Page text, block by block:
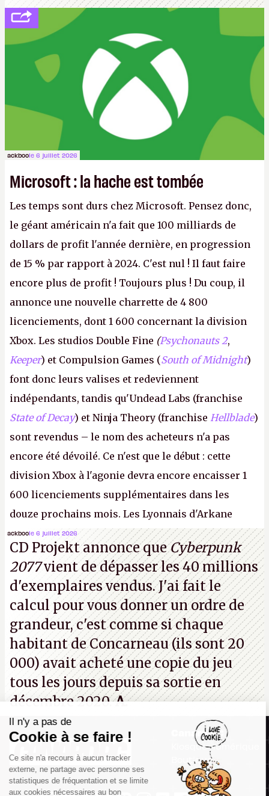
ackboole 6 juillet 2026
Microsoft : la hache est tombée
Les temps sont durs chez Microsoft. Pensez donc,
le géant américain n'a fait que 100 milliards de
dollars de profit l'année dernière, en progression
de 15 % par rapport à 2024. C'est nul ! Il faut faire
encore plus de profit ! Toujours plus ! Du coup, il
annonce une nouvelle charrette de 4 800
licenciements, dont 1 600 concernant la division
Xbox. Les studios Double Fine (Psychonauts 2,
Keeper) et Compulsion Games (South of Midnight)
font donc leurs valises et redeviennent
indépendants, tandis qu'Undead Labs (franchise
State of Decay) et Ninja Theory (franchise Hellblade)
sont revendus – le nom des acheteurs n'a pas
encore été dévoilé. Ce n'est que le début : cette
division Xbox à l'agonie devra encore encaisser 1
600 licenciements supplémentaires dans les
douze prochains mois. Les Lyonnais d'Arkane
(Dishonored, Deathloop) pourraient faire partie des
prochaines victimes, puisque Microsoft a confirmé
vouloir se séparer du studio.A.
ackboole 6 juillet 2026
CD Projekt annonce queCyberpunk
2077vient de dépasser les 40 millions
d'exemplaires vendus. J'ai fait le
calcul pour vous donner un ordre de
grandeur, c'est comme si chaque
habitant de Concarneau (ils sont 20
000) avait acheté une copie du jeu
tous les jours depuis sa sortie en
décembre 2020.A.
Canard PC
Kiosque numérique
Boutique
Il n'y a pas de
Cookie à se faire !
Ce site n'a recours à aucun tracker
externe, ne partage avec personne ses
statistiques de fréquentation et se limite
aux cookies nécessaires au bon